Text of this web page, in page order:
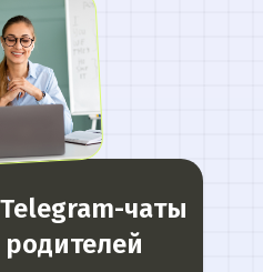
чаты
прошло
центр